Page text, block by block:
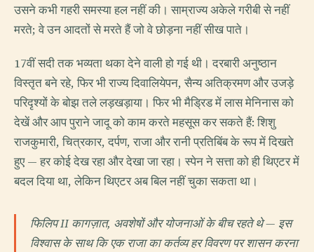
उसने कभी गहरी समस्या हल नहीं की। साम्राज्य अकेले गरीबी से नहीं
मरते; वे उन आदतों से मरते हैं जो वे छोड़ना नहीं सीख पाते।
17वीं सदी तक भव्यता थका देने वाली हो गई थी। दरबारी अनुष्ठान
विस्तृत बने रहे, फिर भी राज्य दिवालियेपन, सैन्य अतिक्रमण और उजड़े
परिदृश्यों के बोझ तले लड़खड़ाया। फिर भी मैड्रिड में लास मेनिनास को
देखें और आप पुराने जादू को काम करते महसूस कर सकते हैं: शिशु
राजकुमारी, चित्रकार, दर्पण, राजा और रानी प्रतिबिंब के रूप में दिखते
हुए — हर कोई देख रहा और देखा जा रहा। स्पेन ने सत्ता को ही थिएटर में
बदल दिया था, लेकिन थिएटर अब बिल नहीं चुका सकता था।
फिलिप II कागज़ात, अवशेषों और योजनाओं के बीच रहते थे — इस
विश्वास के साथ कि एक राजा का कर्तव्य हर विवरण पर शासन करना